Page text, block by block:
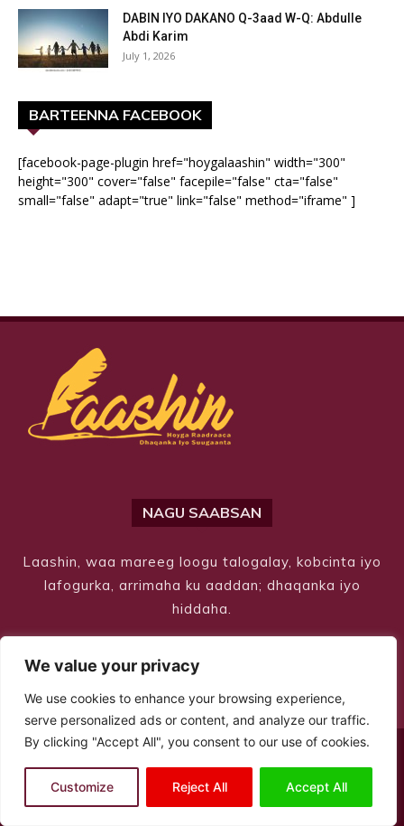
We value your privacy
We use cookies to enhance your browsing experience,
serve personalized ads or content, and analyze our traffic.
By clicking "Accept All", you consent to our use of cookies.
Customize Reject All Accept All
DABIN IYO DAKANO Q-3aad W-Q: Abdulle
Abdi Karim
July 1, 2026
BARTEENNA FACEBOOK
[facebook-page-plugin href="hoygalaashin" width="300"
height="300" cover="false" facepile="false" cta="false"
small="false" adapt="true" link="false" method="iframe" ]
NAGU SAABSAN
Laashin, waa mareeg loogu talogalay, kobcinta iyo
lafogurka, arrimaha ku aaddan; dhaqanka iyo
hiddaha.
© Copyright 2026 – Laashin. All Rights Reserved
Site Designed byILEYS INC.